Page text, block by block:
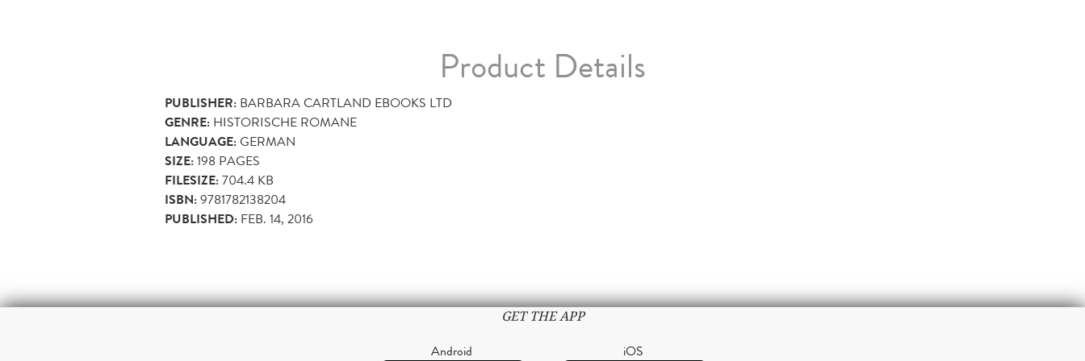
Product Details
PUBLISHER: BARBARA CARTLAND EBOOKS LTD
GENRE: HISTORISCHE ROMANE
LANGUAGE:GERMAN
SIZE:198 PAGES
FILESIZE:704.4 KB
ISBN:9781782138204
PUBLISHED: FEB. 14, 2016
GET THE APP
Android iOS